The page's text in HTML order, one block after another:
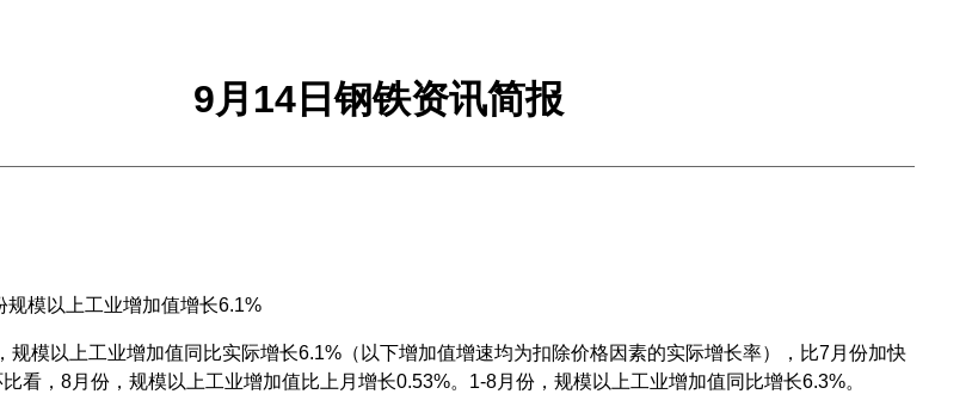
9月14日钢铁资讯简报
模以上工业增加值增长6.1%
以上工业增加值同比实际增长6.1%（以下增加值增速均为扣除价格因素的实际增长率），比7月份加快
看，8月份，规模以上工业增加值比上月增长0.53%。1-8月份，规模以上工业增加值同比增长6.3%。